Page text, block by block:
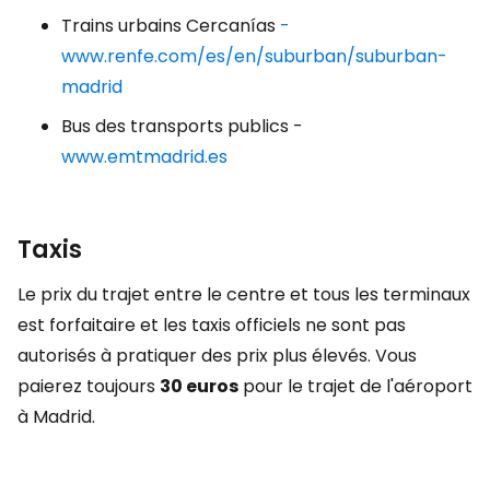
Trains urbains Cercanías -
www.renfe.com/es/en/suburban/suburban-
madrid
Bus des transports publics -
www.emtmadrid.es
Taxis
Le prix du trajet entre le centre et tous les terminaux
est forfaitaire et les taxis officiels ne sont pas
autorisés à pratiquer des prix plus élevés. Vous
paierez toujours 30 euros pour le trajet de l'aéroport
à Madrid.